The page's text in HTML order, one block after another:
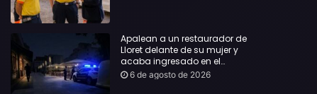
Apalean a un restaurador de
Lloret delante de su mujer y
acaba ingresado en el
Hospital Vall d’Hebron
6 de agosto de 2026